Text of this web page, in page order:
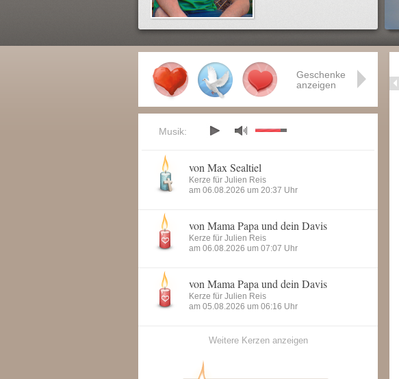
Geschenke
anzeigen
Musik:
von Max Sealtiel
Kerze für Julien Reis
am 06.08.2026 um 20:37 Uhr
von Mama Papa und dein Davis
Kerze für Julien Reis
am 06.08.2026 um 07:07 Uhr
von Mama Papa und dein Davis
Kerze für Julien Reis
am 05.08.2026 um 06:16 Uhr
Weitere Kerzen anzeigen